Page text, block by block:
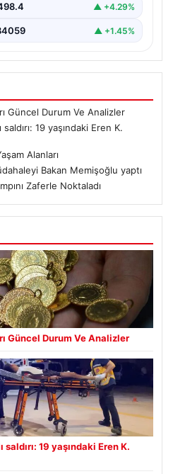
▲ +4.29%
▲ +1.45%
Güncel Durum Ve Analizler
19 yaşındaki Eren K.
Alanları
Bakan Memişoğlu yaptı
Zaferle Noktaladı
Güncel Durum Ve Analizler
19 yaşındaki Eren K.